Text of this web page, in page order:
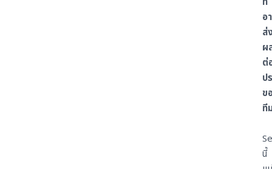
อ
ส่
ผ
ต่
ป
ข
ที
นี้